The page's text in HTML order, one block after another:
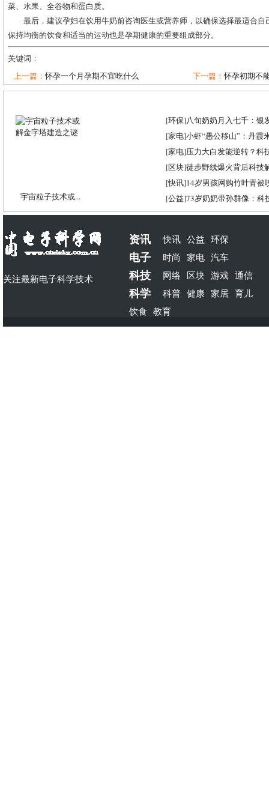
菜、水果、全谷物和蛋白质。
最后，建议孕妇在饮用牛奶前咨询医生或营养师，以确保选择最适合
保持均衡的饮食和适当的运动也是孕期健康的重要组成部分。
关键词：
上一篇：怀孕一个月孕期不宜吃什么 下一篇：怀孕初期不
宇宙粒子技术或...
[环保]八旬奶奶月入七千：银
[家电]小虾“愚公移山”：丹霞
[家电]压力大白发能逆转？科
[区块]徒步野线爆火背后科技
[快讯]14岁男孩网购竹叶青被
[公益]73岁奶奶带孙群像：科
关注最新电子科学技术
资讯 快讯 公益 环保
电子 时尚 家电 汽车
科技 网络 区块 游戏 通信
科学 科普 健康 家居 育儿
饮食 教育